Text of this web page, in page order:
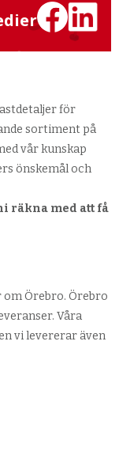
för
sortiment på
vår kunskap
önskemål och
räkna med att få
om Örebro. Örebro
Våra
vi levererar även